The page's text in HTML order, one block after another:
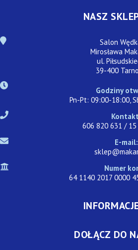
NASZ
Salon
Mirosława
ul.
39-400
Godziny
Pn-Pt: 09:00-18:00,
606 820 631 /
E-mail:
Numer
64 1140 2017 0000
DOŁĄCZ DO